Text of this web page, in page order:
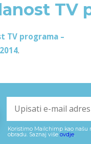
TV
TV programa –
.
Koristimo Mailchimp kao našu
obradu. Saznaj više ovdje.